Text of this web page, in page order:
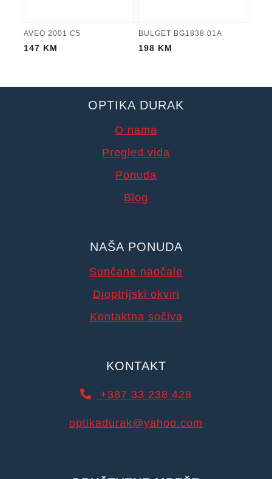
AVEO 2001 C5
147 KM
BULGET BG1838 01A
198 KM
OPTIKA DURAK
O nama
Pregled vida
Ponuda
Blog
NAŠA PONUDA
Sunčane naočale
Dioptrijski okviri
Kontaktna sočiva
KONTAKT
+387 33 238 428
optikadurak@yahoo.com